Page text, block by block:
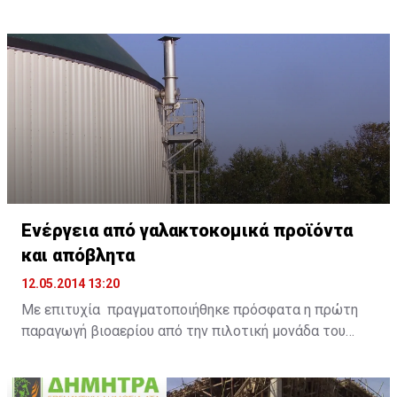
λειτουργία έξυπνης εξοικονόμησης ενέργειας SMART
ENERGY SAVING, βοηθά τους χρήστες να περιορίσουν
την κατανάλωση ηλεκτρικής ενέργειας.
Ενέργεια από γαλακτοκομικά προϊόντα
και απόβλητα
12.05.2014 13:20
Με επιτυχία πραγματοποιήθηκε πρόσφατα η πρώτη
παραγωγή βιοαερίου από την πιλοτική μονάδα του